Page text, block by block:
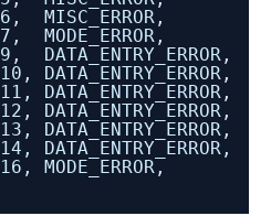
6, MISC_ERROR,
7, MODE_ERROR,
9,
10,
11,
12,
13,
14,
16,